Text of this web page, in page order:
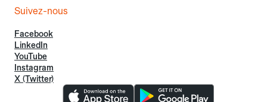
Suivez-nous
Facebook
LinkedIn
YouTube
Instagram
X (Twitter)